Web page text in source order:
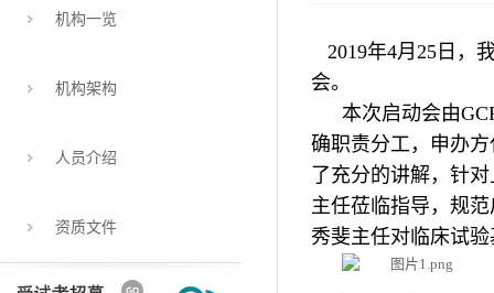
机构一览
机构架构
人员介绍
资质文件
2019年4月 25 日，
会。
本次启动会由
确职责分工，申办
了充分的讲解，针
主任莅临指导，规
秀斐主任对临床试